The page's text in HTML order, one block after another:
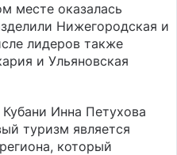
месте оказалась
Нижегородская и
лидеров также
и Ульяновская
Инна Петухова
туризм является
который